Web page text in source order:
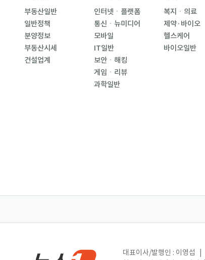
부동산일반
일반정책
분양정보
부동산시세
건설업계
인터넷ㆍ플랫폼
통신ㆍ뉴미디어
모바일
IT일반
보안ㆍ해킹
게임ㆍ리뷰
과학일반
복지ㆍ의료
제약·바이오
헬스케어
바이오일반
대표이사/발행인 : 이영섭